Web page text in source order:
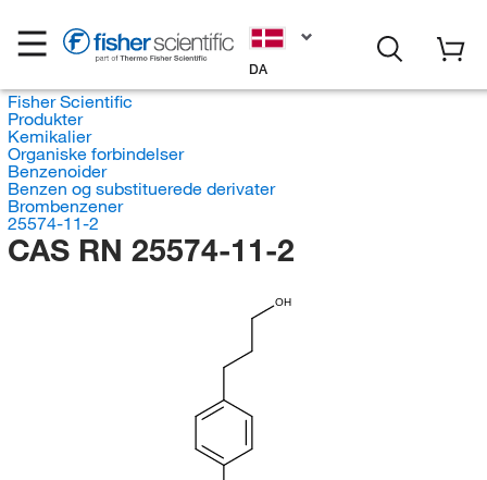
DA
Fisher Scientific
Produkter
Kemikalier
Organiske forbindelser
Benzenoider
Benzen og substituerede derivater
Brombenzener
25574-11-2
CAS RN 25574-11-2
OH